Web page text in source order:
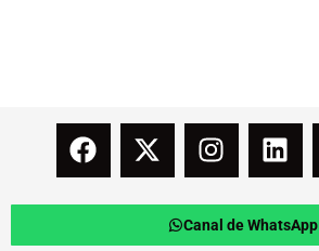
Canal de WhatsApp